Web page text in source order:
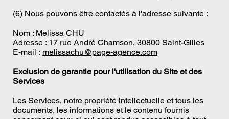
(6) Nous pouvons être contactés à l'adresse suivante :
Nom : Melissa CHU
Adresse : 17 rue André Chamson, 30800 Saint-Gilles
E-mail : melissachu@page-agence.com
Exclusion de garantie pour l'utilisation du Site et des
Services
Les Services, notre propriété intellectuelle et tous les
documents, les informations et le contenu fournis